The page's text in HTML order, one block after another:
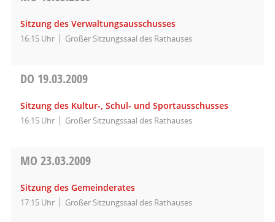
Sitzung des Verwaltungsausschusses
16:15 Uhr Großer Sitzungssaal des Rathauses
DO 19.03.2009
Sitzung des Kultur-, Schul- und Sportausschusses
16:15 Uhr Großer Sitzungssaal des Rathauses
MO 23.03.2009
Sitzung des Gemeinderates
17:15 Uhr Großer Sitzungssaal des Rathauses